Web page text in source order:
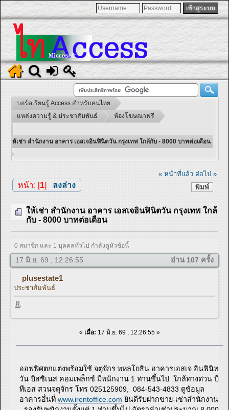
บอร์ดเรียนรู้ Access สำหรับคนไทย
แหล่งความรู้ & ประชาสัมพันธ์
ห้องโฆษณาฟรี
ให้เช่า สำนักงาน อาคาร เอสเจอินฟินิตวัน กรุงเทพ ใกล้กับ - 8000 บาทต่อเดือน
« หน้าที่แล้ว ต่อไป »
พิมพ์
หน้า: [1] ลงล่าง
ให้เช่า สำนักงาน อาคาร เอสเจอินฟินิตวัน กรุงเทพ ใกล้
กับ - 8000 บาทต่อเดือน
0 สมาชิก และ 1 บุคคลทั่วไป กำลังดูหัวข้อนี้
17 มิ.ย. 69 , 12:26:55 อ่าน 107 ครั้ง
plusestate1
ประชาสัมพันธ์
« เมื่อ: 17 มิ.ย. 69 , 12:26:55 »
ออฟฟิศตกแต่งพร้อมใช้ จตุจักร พหลโยธิน อาคารเอสเจ อินฟินิท
วัน บิสซิเนส คอมเพล็กซ์ มีพนักงาน 1 ท่านขึ้นไป ใกล้ทางด่วน บี
ทีเอส สวนจตุจักร โทร 025125909, 084-543-4833 ดูข้อมูล
อาคารอื่นที่www.irentoffice.com ยินดีรับฝากขาย-เช่าสำนักงาน